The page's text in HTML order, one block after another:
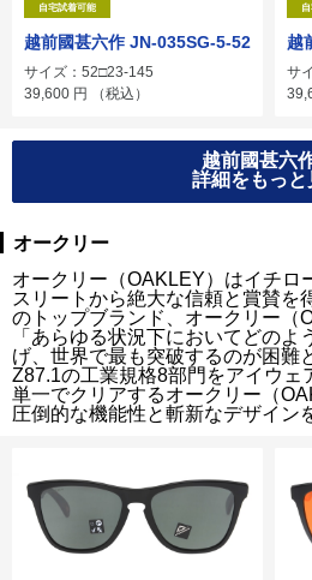
自宅試着可能
越前國甚六作 JN-035SG-5-52
サイズ：52□23-145
39,600 円 （税込）
越
サ
越前國甚六
詳細をもっと
オークリー
オークリー（OAKLEY）はイチロ
スリートから絶大な信頼と賞賛を
のトップブランド、オークリー（
「あらゆる状況下においてどのよ
げ、世界で最も突破するのが困難
Z87.1の工業規格8部門をアイウェ
単一でクリアするオークリー（
圧倒的な機能性と斬新なデザイン